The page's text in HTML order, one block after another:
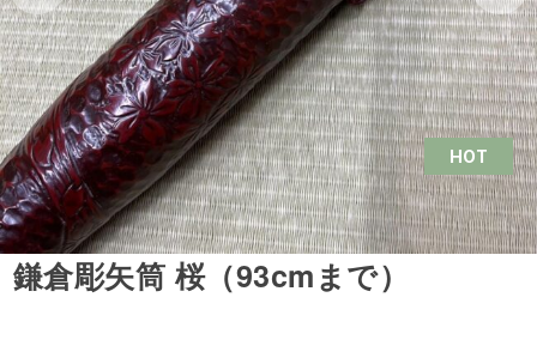
HOT
鎌倉彫矢筒 桜（93cmまで）